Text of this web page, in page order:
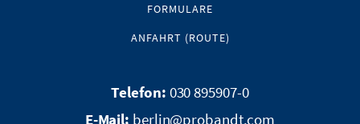
FORMULARE
ANFAHRT (ROUTE)
030 895907-0
berlin@probandt.com